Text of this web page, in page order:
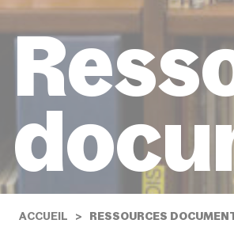
ACCUEIL RESSOURCES